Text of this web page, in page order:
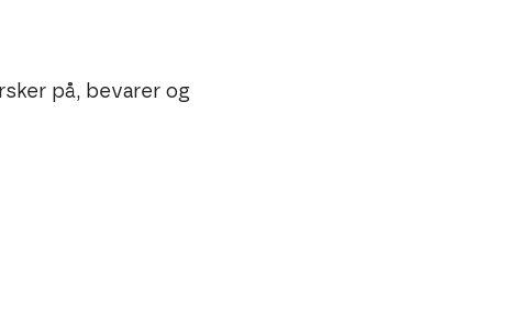
på, bevarer og